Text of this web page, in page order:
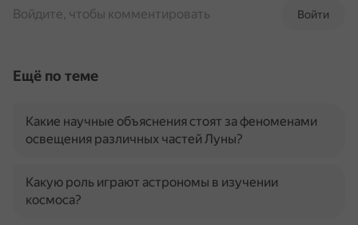
Войти
Войдите, чтобы комментировать
Ещё по теме
Какие научные объяснения стоят за феноменами
освещения различных частей Луны?
Какую роль играют астрономы в изучении
космоса?